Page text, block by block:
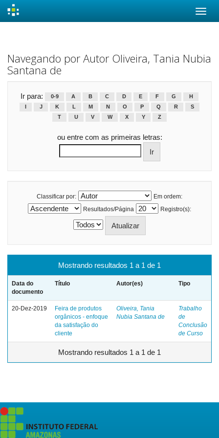
Navegando por Autor Oliveira, Tania Nubia
Santana de
Ir para: 0-9 A B C D E F G
H
J K L M N O P Q R
S
T
U V W X Y Z
ou entre com as primeiras letras:
Classificar por:
Em ordem:
Resultados/Página
Registro(s):
Mostrando resultados 1 a 1 de 1
Data do
documento
Título Autor(es) Tipo
20-Dez-2019
Feira de produtos
orgânicos - enfoque
da satisfação do
cliente
Oliveira, Tania
Nubia Santana de
Trabalho
de
Conclusão
de Curso
Mostrando resultados 1 a 1 de 1